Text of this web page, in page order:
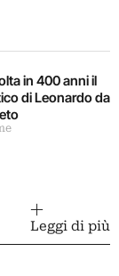
in 400 anni il
di Leonardo da
Leggi di più